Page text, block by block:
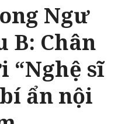
Ngư
B: Chân
“Nghệ sĩ
ẩn nội